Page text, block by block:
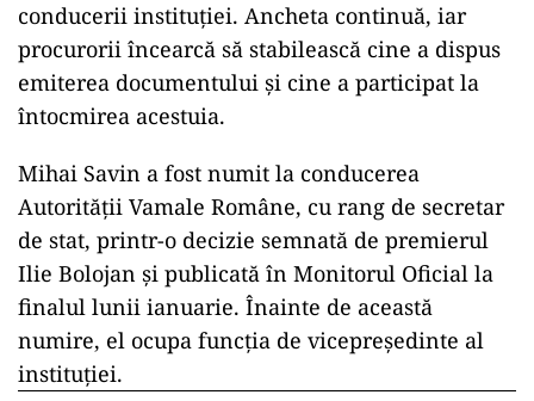
conducerii instituției. Ancheta continuă, iar
procurorii încearcă să stabilească cine a dispus
emiterea documentului și cine a participat la
întocmirea acestuia.
Mihai Savin a fost numit la conducerea
Autorității Vamale Române, cu rang de secretar
de stat, printr-o decizie semnată de premierul
Ilie Bolojan și publicată în Monitorul Oficial la
finalul lunii ianuarie. Înainte de această
numire, el ocupa funcția de vicepreședinte al
instituției.